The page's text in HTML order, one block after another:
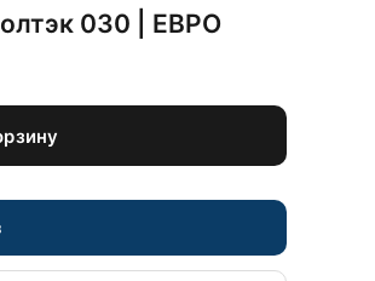
030 | ЕВРО